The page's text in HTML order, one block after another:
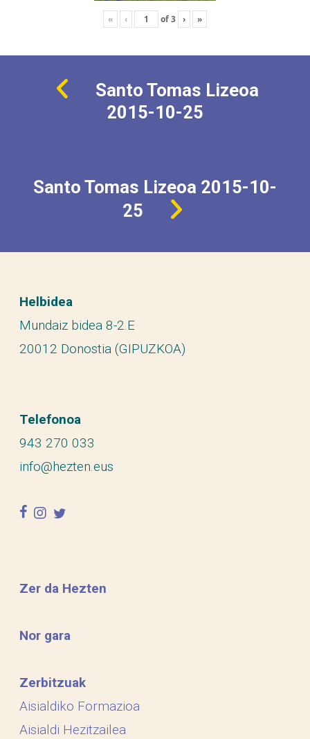
« ‹ of3 › »
Santo Tomas Lizeoa
2015-10-25
Santo Tomas Lizeoa 2015-10-
25
Helbidea
Mundaiz bidea 8-2.E
20012 Donostia (GIPUZKOA)
Telefonoa
943 270 033
info@hezten.eus
facebook
instagram
twitter
Zer da Hezten
Nor gara
Zerbitzuak
Aisialdiko Formazioa
Aisialdi Hezitzailea